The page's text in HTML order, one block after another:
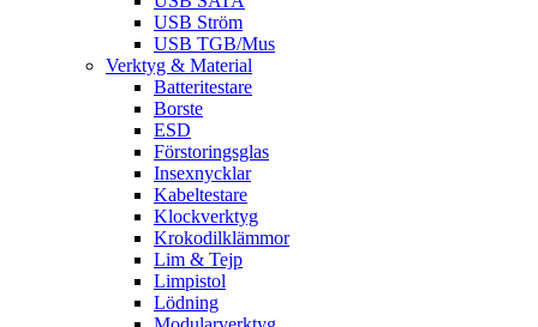
USB Ström
USB TGB/Mus
Verktyg & Material
Batteritestare
Borste
ESD
Förstoringsglas
Insexnycklar
Kabeltestare
Klockverktyg
Krokodilklämmor
Lim & Tejp
Limpistol
Lödning